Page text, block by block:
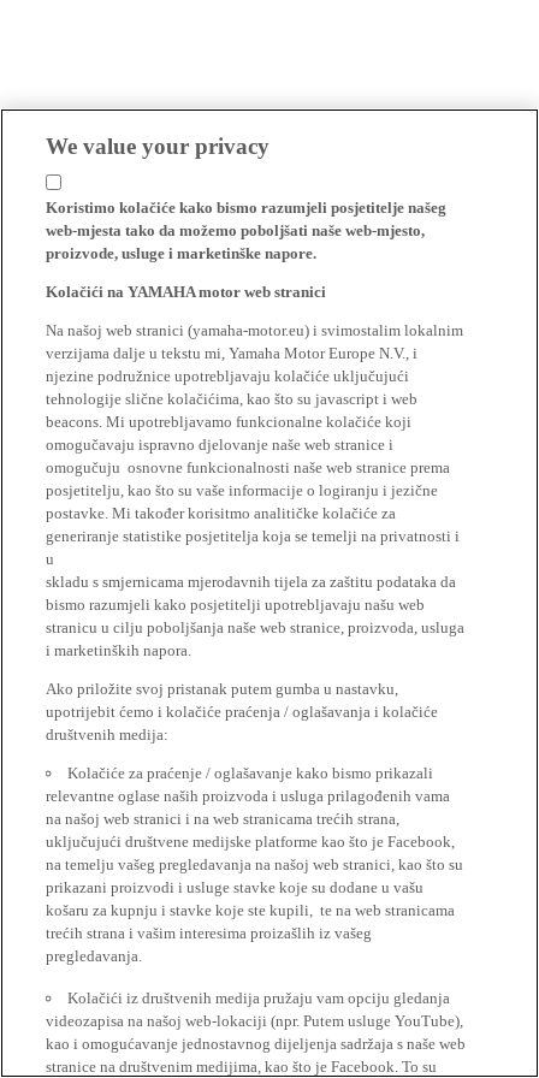
We value your privacy
Koristimo kolačiće kako bismo razumjeli posjetitelje našeg
web-mjesta tako da možemo poboljšati naše web-mjesto,
proizvode, usluge i marketinške napore.
Kolačići na YAMAHA motor web stranici
Na našoj web stranici (yamaha-motor.eu) i svimostalim lokalnim
verzijama dalje u tekstu mi, Yamaha Motor Europe N.V., i
njezine podružnice upotrebljavaju kolačiće uključujući
tehnologije slične kolačićima, kao što su javascript i web
beacons. Mi upotrebljavamo funkcionalne kolačiće koji
omogučavaju ispravno djelovanje naše web stranice i
omogučuju osnovne funkcionalnosti naše web stranice prema
posjetitelju, kao što su vaše informacije o logiranju i jezične
postavke. Mi također korisitmo analitičke kolačiće za
generiranje statistike posjetitelja koja se temelji na privatnosti i
u
skladu s smjernicama mjerodavnih tijela za zaštitu podataka da
bismo razumjeli kako posjetitelji upotrebljavaju našu web
stranicu u cilju poboljšanja naše web stranice, proizvoda, usluga
i marketinških napora.
Ako priložite svoj pristanak putem gumba u nastavku,
upotrijebit ćemo i kolačiće praćenja / oglašavanja i kolačiće
društvenih medija:
Kolačiće za praćenje / oglašavanje kako bismo prikazali
relevantne oglase naših proizvoda i usluga prilagođenih vama
na našoj web stranici i na web stranicama trećih strana,
uključujući društvene medijske platforme kao što je Facebook,
na temelju vašeg pregledavanja na našoj web stranici, kao što su
prikazani proizvodi i usluge stavke koje su dodane u vašu
košaru za kupnju i stavke koje ste kupili, te na web stranicama
trećih strana i vašim interesima proizašlih iz vašeg
pregledavanja.
Kolačići iz društvenih medija pružaju vam opciju gledanja
videozapisa na našoj web-lokaciji (npr. Putem usluge YouTube),
kao i omogućavanje jednostavnog dijeljenja sadržaja s naše web
stranice na društvenim medijima, kao što je Facebook. To su